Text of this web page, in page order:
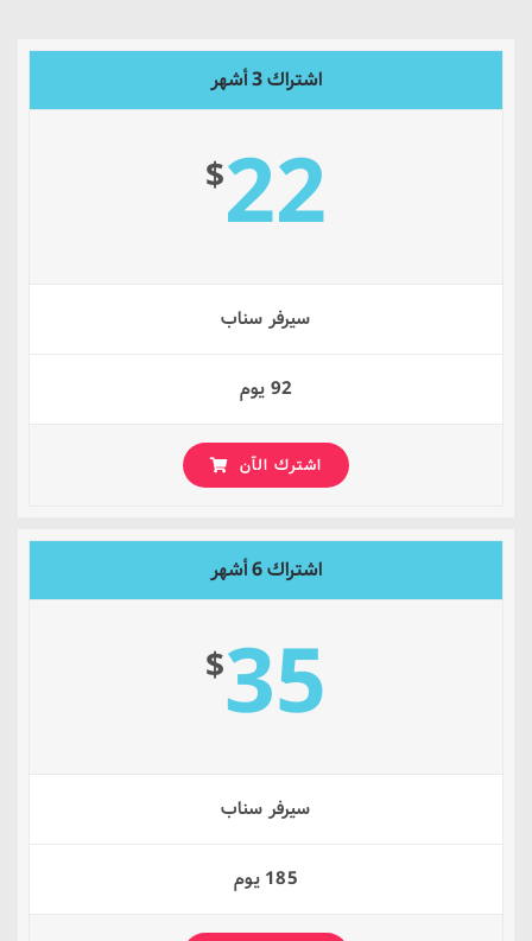
اشتراك 3 أشهر
$22
سيرفر سناب
92 يوم
اشترك الآن
اشتراك 6 أشهر
$35
سيرفر سناب
185 يوم